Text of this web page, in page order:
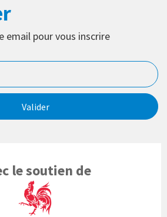
email pour vous inscrire
Valider
le soutien de